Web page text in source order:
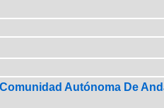
Autónoma De